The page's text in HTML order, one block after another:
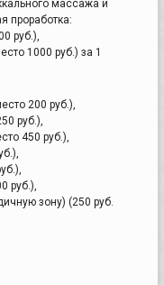
массажа и
проработка:
руб.),
1000 руб.) за 1
200 руб.),
руб.),
450 руб.),
руб.),
зону) (250 руб.